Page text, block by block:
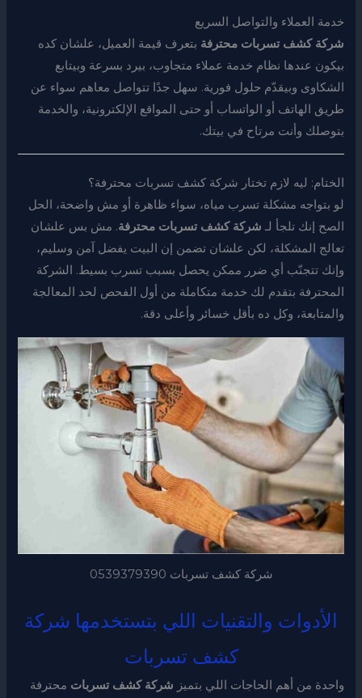
خدمة العملاء والتواصل السريع
شركة كشف تسربات محترفة بتعرف قيمة العميل، علشان كده
بيكون عندها نظام خدمة عملاء متجاوب، بيرد بسرعة وبيتابع
الشكاوى وبيقدّم حلول فورية. سهل جدًا تتواصل معاهم سواء عن
طريق الهاتف أو الواتساب أو حتى المواقع الإلكترونية، والخدمة
بتوصلك وأنت مرتاح في بيتك.
الختام: ليه لازم تختار شركة كشف تسربات محترفة؟
لو بتواجه مشكلة تسرب مياه، سواء ظاهرة أو مش واضحة، الحل
الصح إنك تلجأ لـ شركة كشف تسربات محترفة. مش بس علشان
تعالج المشكلة، لكن علشان تضمن إن البيت يفضل آمن وسليم،
وإنك تتجنّب أي ضرر ممكن يحصل بسبب تسرب بسيط. الشركة
المحترفة بتقدم لك خدمة متكاملة من أول الفحص لحد المعالجة
والمتابعة، وكل ده بأقل خسائر وأعلى دقة.
شركة كشف تسربات 0539379390
الأدوات والتقنيات اللي بتستخدمها شركة
كشف تسربات
واحدة من أهم الحاجات اللي بتميز شركة كشف تسربات محترفة